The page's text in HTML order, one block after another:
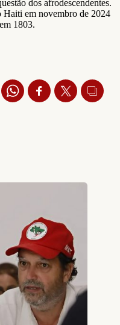
dos afrodescendentes.
Haiti em novembro de 2024
1803.